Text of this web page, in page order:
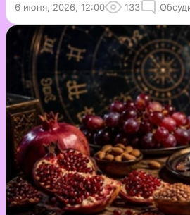
6 июня, 2026, 12:00 133